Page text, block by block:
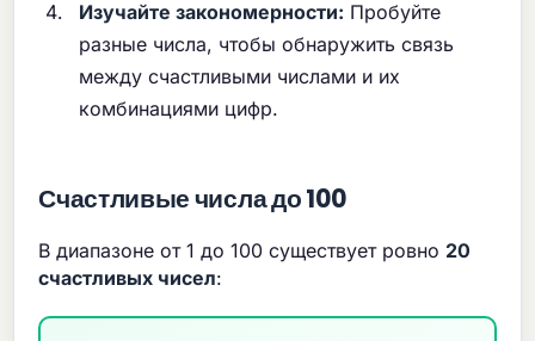
Изучайте закономерности: Пробуйте
разные числа, чтобы обнаружить связь
между счастливыми числами и их
комбинациями цифр.
Счастливые числа до 100
В диапазоне от 1 до 100 существует ровно 20
счастливых чисел: